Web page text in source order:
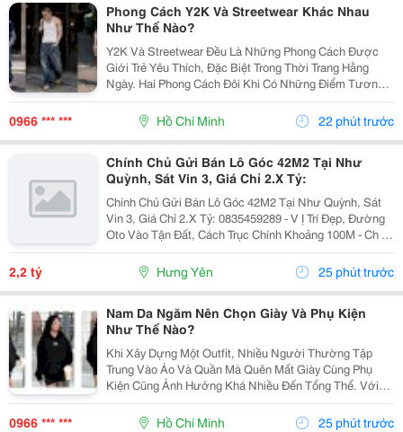
Phong Cách Y2K Và Streetwear Khác Nhau
Như Thế Nào?
Y2K Và Streetwear Đều Là Những Phong Cách Được
Giới Trẻ Yêu Thích, Đặc Biệt Trong Thời Trang Hằng
Ngày. Hai Phong Cách Đôi Khi Có Những Điểm Tương
Đồng Như Trang Phục Thoải Mái, Phom Rộng Và Ảnh
Hưởng Từ Văn Hóa Đường Phố. Tuy Nhiên, Y2K Và...
0966 *** *** Hồ Chí Minh 22 phút trước
Chính Chủ Gửi Bán Lô Góc 42M2 Tại Như
Quỳnh, Sát Vin 3, Giá Chỉ 2.X Tỷ:
Chính Chủ Gửi Bán Lô Góc 42M2 Tại Như Quỳnh, Sát
Vin 3, Giá Chỉ 2.X Tỷ: 0835459289 - V Ị Trí Đẹp, Đường
Oto Vào Tận Đất, Cách Trục Chính Khoảng 100M - Ch Ỉ 1
Phút Di Chuyển Ra Vin 2,3 - Khoảng 300M Ra Đường
Quốc Lộ 5A - Di Chuyển 5P Ra Ngay...
2,2 tỷ Hưng Yên 25 phút trước
Nam Da Ngăm Nên Chọn Giày Và Phụ Kiện
Như Thế Nào?
Khi Xây Dựng Một Outfit, Nhiều Người Thường Tập
Trung Vào Áo Và Quần Mà Quên Mất Giày Cùng Phụ
Kiện Cũng Ảnh Hưởng Khá Nhiều Đến Tổng Thể. Với
Nam Da Ngăm, Lựa Chọn Đúng Những Chi Tiết Này Có
Thể Giúp Trang Phục Trông Cân Bằng, Chỉn Chu Và Thể
0966 *** *** Hồ Chí Minh 25 phút trước